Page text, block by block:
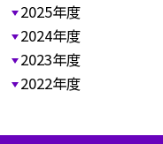
2025年度
2024年度
2023年度
2022年度